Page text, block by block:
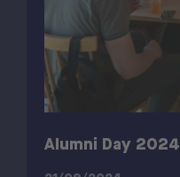
Alumni Day 2024